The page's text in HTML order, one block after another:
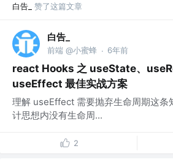
白告_ 赞了这篇文章
白告_
前端 @小蜜蜂 · 6年前
react Hooks 之 useState、
useEffect 最佳实战方案
理解 useEffect 需要抛弃生命周期这条
计思想内没有生命周...
2